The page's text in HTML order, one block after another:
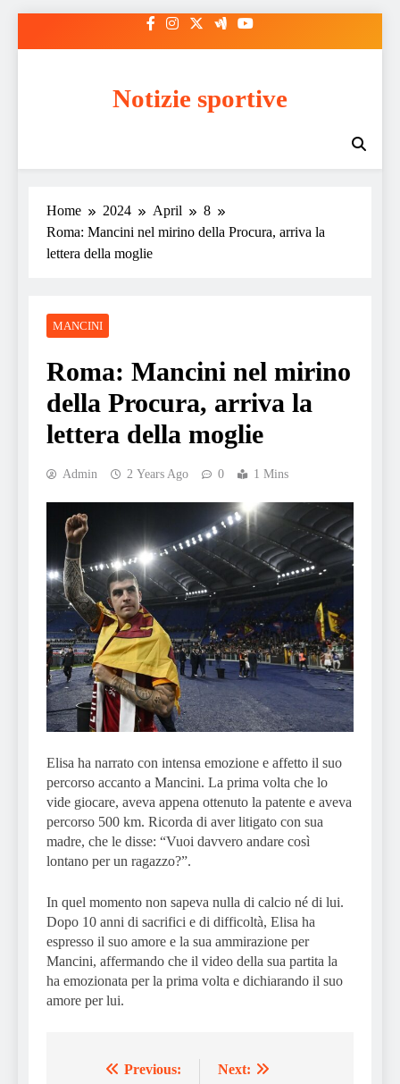
Notizie sportive
Home 2024 April
8
Roma: Mancini nel mirino della Procura, arriva la
lettera della moglie
MANCINI
Roma: Mancini nel mirino
della Procura, arriva la
lettera della moglie
Admin 2 Years Ago 0 1 Mins
Elisa ha narrato con intensa emozione e affetto il suo
percorso accanto a Mancini. La prima volta che lo
vide giocare, aveva appena ottenuto la patente e aveva
percorso 500 km. Ricorda di aver litigato con sua
madre, che le disse: “Vuoi davvero andare così
lontano per un ragazzo?”.
In quel momento non sapeva nulla di calcio né di lui.
Dopo 10 anni di sacrifici e di difficoltà, Elisa ha
espresso il suo amore e la sua ammirazione per
Mancini, affermando che il video della sua partita la
ha emozionata per la prima volta e dichiarando il suo
amore per lui.
Previous: Next: